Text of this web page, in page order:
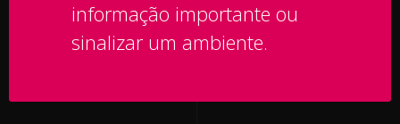
informação importante ou
sinalizar um ambiente.